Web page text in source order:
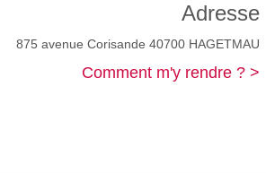
Adresse
875 avenue Corisande 40700 HAGETMAU
Comment m'y rendre ? >